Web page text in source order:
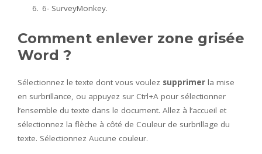
6- SurveyMonkey.
Comment enlever zone grisée
Word ?
Sélectionnez le texte dont vous voulez supprimer la mise
en surbrillance, ou appuyez sur Ctrl+A pour sélectionner
l’ensemble du texte dans le document. Allez à l’accueil et
sélectionnez la flèche à côté de Couleur de surbrillage du
texte. Sélectionnez Aucune couleur.